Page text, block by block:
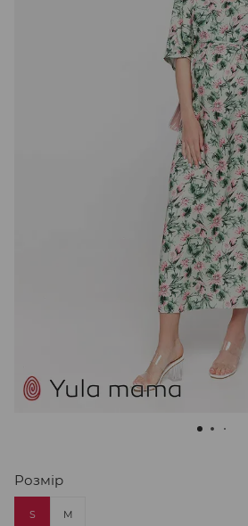
Розмір
S M